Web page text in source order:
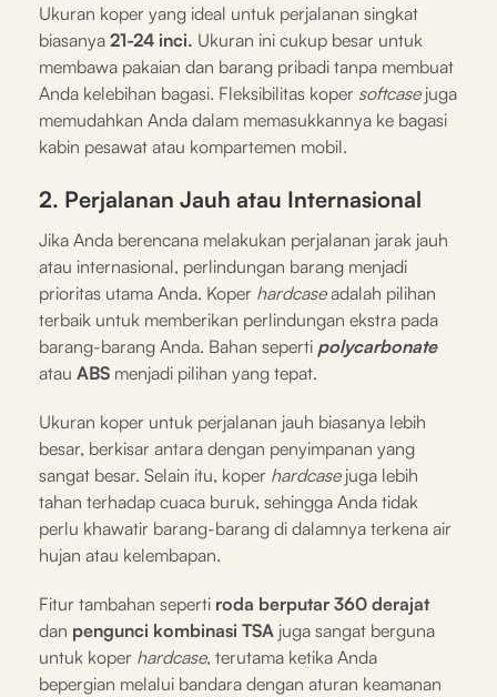
Ukuran koper yang ideal untuk perjalanan singkat
biasanya 21-24 inci. Ukuran ini cukup besar untuk
membawa pakaian dan barang pribadi tanpa membuat
Anda kelebihan bagasi. Fleksibilitas koper softcasejuga
memudahkan Anda dalam memasukkannya ke bagasi
kabin pesawat atau kompartemen mobil.
2. Perjalanan Jauh atau Internasional
Jika Anda berencana melakukan perjalanan jarak jauh
atau internasional, perlindungan barang menjadi
prioritas utama Anda. Koper hardcaseadalah pilihan
terbaik untuk memberikan perlindungan ekstra pada
barang-barang Anda. Bahan seperti polycarbonate
atau ABS menjadi pilihan yang tepat.
Ukuran koper untuk perjalanan jauh biasanya lebih
besar, berkisar antara dengan penyimpanan yang
sangat besar. Selain itu, koper hardcasejuga lebih
tahan terhadap cuaca buruk, sehingga Anda tidak
perlu khawatir barang-barang di dalamnya terkena air
hujan atau kelembapan.
Fitur tambahan seperti roda berputar 360 derajat
dan pengunci kombinasi TSA juga sangat berguna
untuk koper hardcase, terutama ketika Anda
bepergian melalui bandara dengan aturan keamanan